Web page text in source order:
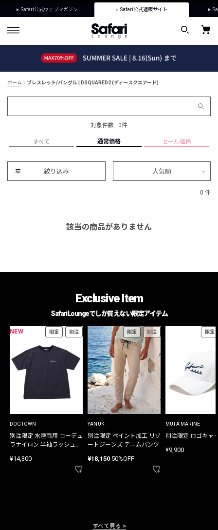
Safari公式ウェブマガジン Safari公式通販サイト
ホーム ブレスレット/バングル | DSQUARED2 (ディースクエアード)
対象件数 : 0件
すべて 通常価格 セール価格
絞り込み 人気順
0 件
該当の商品がありません
Exclusive Item
Safari Loungeでしか買えない限定アイテム
NEW 限定 別注
DOGTOWN
別注限定 水陸両用 コーデュ
ラナイロン 半袖ラッシュガ
¥14,300
限定 別注
YANUK
別注限定 ペイント加工 リゾ
ートジーンズ デニムパンツ
¥18,150 50%OFF
限定
MUTA MARINE
別注限定 ロゴキャ
¥9,900
すべて見る